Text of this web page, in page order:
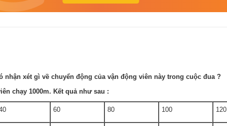
xét gì về chuyển động của vận động viên này trong cuộc đua ?
chạy 1000m. Kết quả như sau :
60 80 100 120